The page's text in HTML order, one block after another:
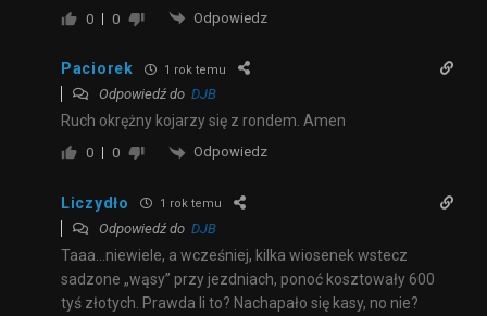
0 0 Odpowiedz
Paciorek 1 rok temu
Odpowiedź do DJB
Ruch okrężny kojarzy się z rondem. Amen
0 0 Odpowiedz
Liczydło 1 rok temu
Odpowiedź do DJB
Taaa…niewiele, a wcześniej, kilka wiosenek wstecz
sadzone „wąsy” przy jezdniach, ponoć kosztowały 600
tyś złotych. Prawda li to? Nachapało się kasy, no nie?